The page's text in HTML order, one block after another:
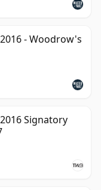
- Woodrow's
Signatory